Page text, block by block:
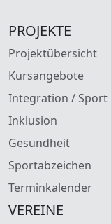
PROJEKTE
Projektübersicht
Kursangebote
Integration / Sport
Inklusion
Gesundheit
Sportabzeichen
Terminkalender
VEREINE